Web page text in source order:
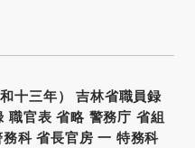
十三年） 吉林省職員録
職官表 省略 警務庁 省組
科 省長官房 一 特務科